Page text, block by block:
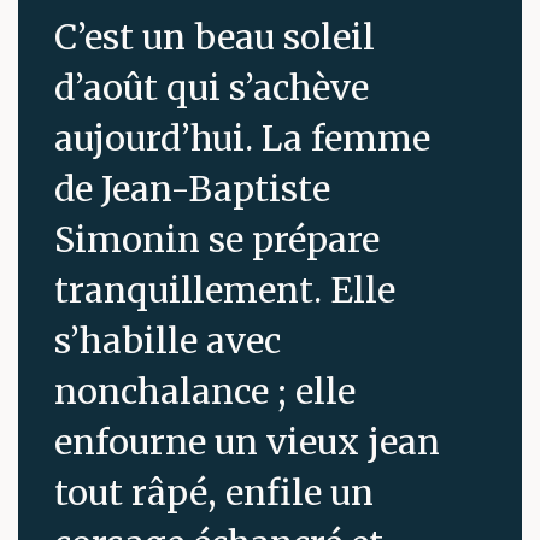
C’est un beau soleil
d’août qui s’achève
aujourd’hui. La femme
de Jean-Baptiste
Simonin se prépare
tranquillement. Elle
s’habille avec
nonchalance ; elle
enfourne un vieux jean
tout râpé, enfile un